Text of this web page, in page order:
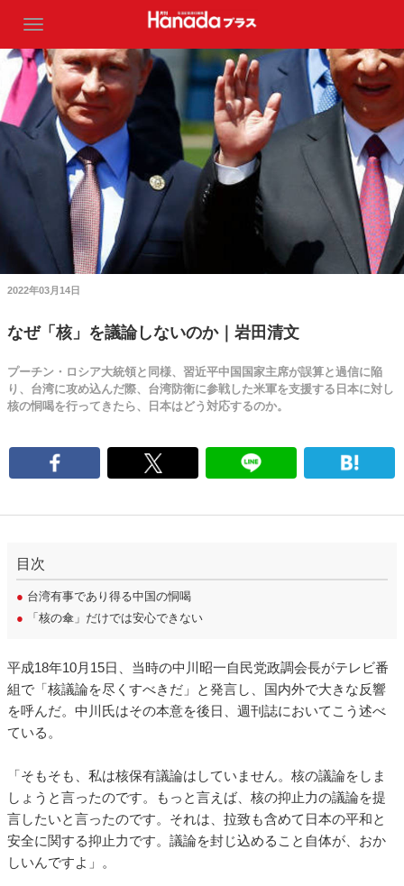
2022年03月14日
なぜ「核」を議論しないのか｜岩田清文
プーチン・ロシア大統領と同様、習近平中国国家主席が誤算と過信に陥
り、台湾に攻め込んだ際、台湾防衛に参戦した米軍を支援する日本に対し
核の恫喝を行ってきたら、日本はどう対応するのか。
目次
● 台湾有事であり得る中国の恫喝
● 「核の傘」だけでは安心できない
平成18年10月15日、当時の中川昭一自民党政調会長がテレビ番
組で「核議論を尽くすべきだ」と発言し、国内外で大きな反響
を呼んだ。中川氏はその本意を後日、週刊誌においてこう述べ
ている。
「そもそも、私は核保有議論はしていません。核の議論をしま
しょうと言ったのです。もっと言えば、核の抑止力の議論を提
言したいと言ったのです。それは、拉致も含めて日本の平和と
安全に関する抑止力です。議論を封じ込めること自体が、おか
しいんですよ」。